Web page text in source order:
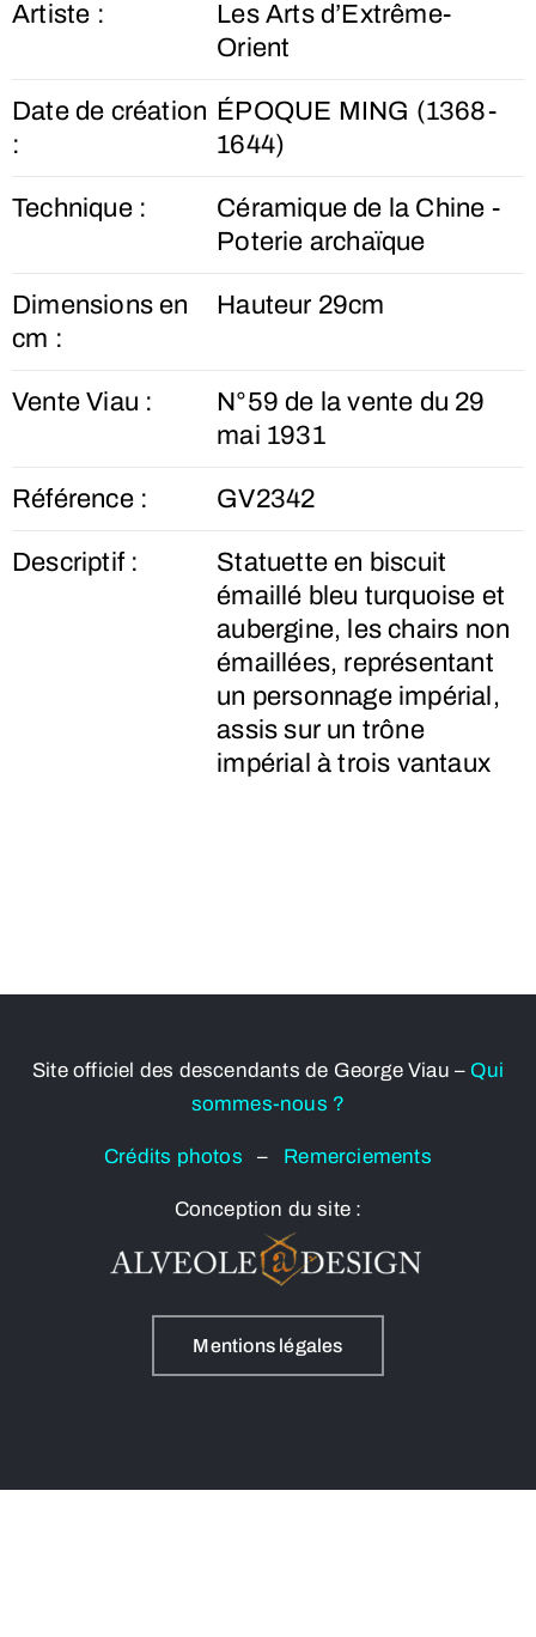
Artiste :
Les Arts d’Extrême-
Orient
Date de création
:
ÉPOQUE MING (1368-
1644)
Technique :
Céramique de la Chine -
Poterie archaïque
Dimensions en
cm :
Hauteur 29cm
Vente Viau :
N°59 de la vente du 29
mai 1931
Référence : GV2342
Descriptif :
Statuette en biscuit
émaillé bleu turquoise et
aubergine, les chairs non
émaillées, représentant
un personnage impérial,
assis sur un trône
impérial à trois vantaux
Site officiel des descendants de George Viau – Qui
sommes-nous ?
Crédits photos– Remerciements
Conception du site :
Mentions légales